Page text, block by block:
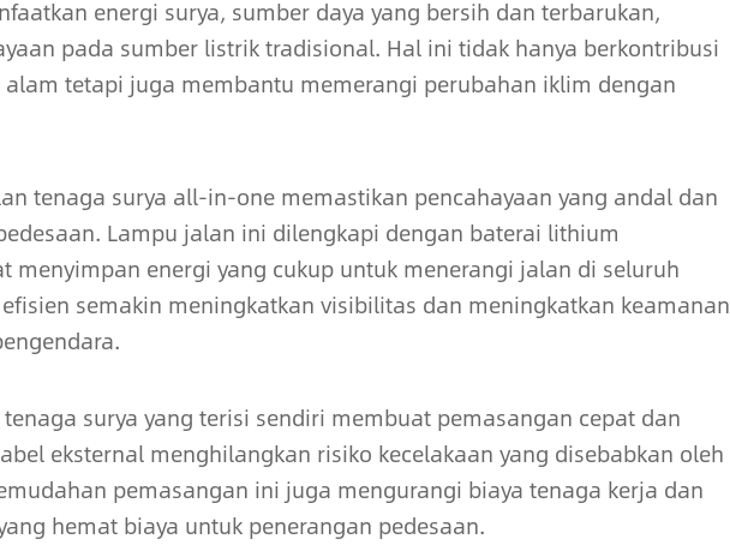
energi surya, sumber daya yang bersih dan terbarukan,
pada sumber listrik tradisional. Hal ini tidak hanya berkontribusi
tetapi juga membantu memerangi perubahan iklim dengan
tenaga surya all-in-one memastikan pencahayaan yang andal dan
Lampu jalan ini dilengkapi dengan baterai lithium
menyimpan energi yang cukup untuk menerangi jalan di seluruh
semakin meningkatkan visibilitas dan meningkatkan keamanan
surya yang terisi sendiri membuat pemasangan cepat dan
eksternal menghilangkan risiko kecelakaan yang disebabkan oleh
pemasangan ini juga mengurangi biaya tenaga kerja dan
hemat biaya untuk penerangan pedesaan.